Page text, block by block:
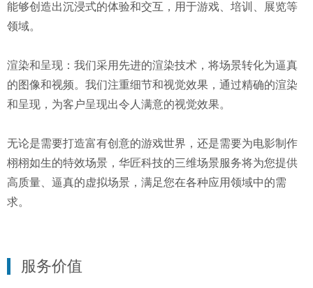
能够创造出沉浸式的体验和交互，用于游戏、培训、展览等
领域。
渲染和呈现：我们采用先进的渲染技术，将场景转化为逼真
的图像和视频。我们注重细节和视觉效果，通过精确的渲染
和呈现，为客户呈现出令人满意的视觉效果。
无论是需要打造富有创意的游戏世界，还是需要为电影制作
栩栩如生的特效场景，华匠科技的三维场景服务将为您提供
高质量、逼真的虚拟场景，满足您在各种应用领域中的需
求。
服务价值